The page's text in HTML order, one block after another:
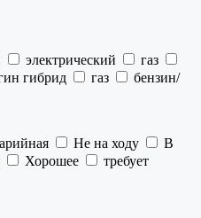
электрический
газ
гибрид газ
бензин/
Не на ходу
В
Хорошее
требует